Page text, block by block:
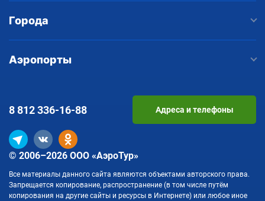
Города
Аэропорты
© 2006–2026 ООО «АэроТур»
Все материалы данного сайта являются объектами авторского права.
Запрещается копирование, распространение (в том числе путём
копирования на другие сайты и ресурсы в Интернете) или любое иное
8 812336-16-88 Адреса и телефоны